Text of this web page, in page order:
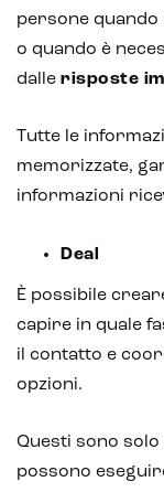
persone quando
o quando è
dalle risposte
Tutte le
memorizzate,
informazioni
Deal
È possibile
capire in quale
il contatto e
opzioni.
Questi sono solo
possono